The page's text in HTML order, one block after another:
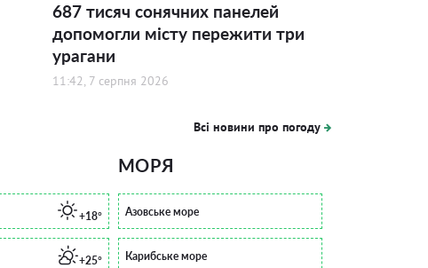
687 тисяч сонячних панелей
допомогли місту пережити три
урагани
11:42, 7 серпня 2026
Всі новини про погоду
+18°
+25°
МОРЯ
Азовське море
Карибське море